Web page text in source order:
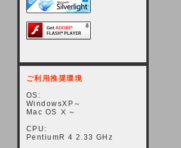
ご利用推奨環境
OS:
WindowsXP～
Mac OS Ⅹ～
CPU:
PentiumR 4 2.33 GHz